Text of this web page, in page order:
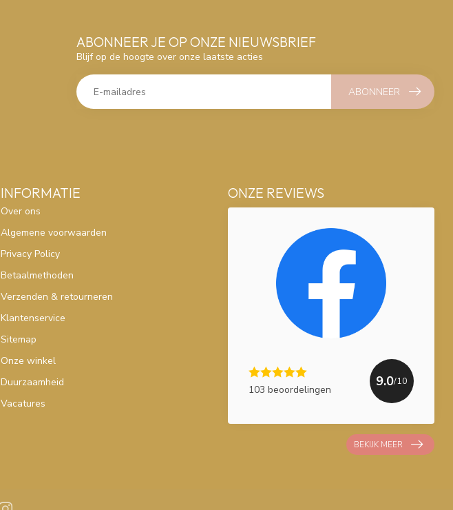
ABONNEER JE OP ONZE NIEUWSBRIEF
Blijf op de hoogte over onze laatste acties
ABONNEER
INFORMATIE
Over ons
Algemene voorwaarden
Privacy Policy
Betaalmethoden
Verzenden & retourneren
Klantenservice
Sitemap
Onze winkel
Duurzaamheid
Vacatures
ONZE REVIEWS
103 beoordelingen
9.0/10
BEKIJK MEER